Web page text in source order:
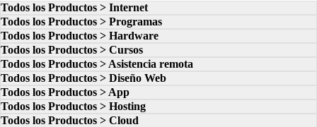
Todos los Productos > Internet
Todos los Productos > Programas
Todos los Productos > Hardware
Todos los Productos > Cursos
Todos los Productos > Asistencia remota
Todos los Productos > Diseño Web
Todos los Productos > App
Todos los Productos > Hosting
Todos los Productos > Cloud